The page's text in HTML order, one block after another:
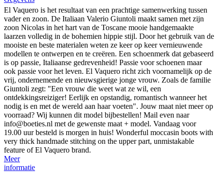
El Vaquero is het resultaat van een prachtige samenwerking tussen
vader en zoon. De Italiaan Valerio Giuntoli maakt samen met zijn
zoon Nicolas in het hart van de Toscane mooie handgemaakte
laarzen volledig in de bohemien hippie stijl. Door het gebruik van de
mooiste en beste materialen weten ze keer op keer vernieuwende
modellen te ontwerpen en te creëren. Een schoenmerk dat gebaseerd
is op passie, Italiaanse gedrevenheid! Passie voor schoenen maar
ook passie voor het leven. El Vaquero richt zich voornamelijk op de
vrij, ondernemende en nieuwsgierige jonge vrouw. Zoals de familie
Giuntoli zegt: "Een vrouw die weet wat ze wil, een
ontdekkingsreiziger! Eerlijk en opstandig, romantisch wanneer het
nodig is en met de wereld aan haar voeten". Jouw maat niet meer op
voorraad? Wij kunnen dit model bijbestellen! Mail even naar
info@boeties.nl met de gewenste maat + model. Vandaag voor
19.00 uur besteld is morgen in huis! Wonderful moccasin boots with
very thick handmade stitching on the upper part, unmistakable
feature of El Vaquero brand.
Meer
informatie